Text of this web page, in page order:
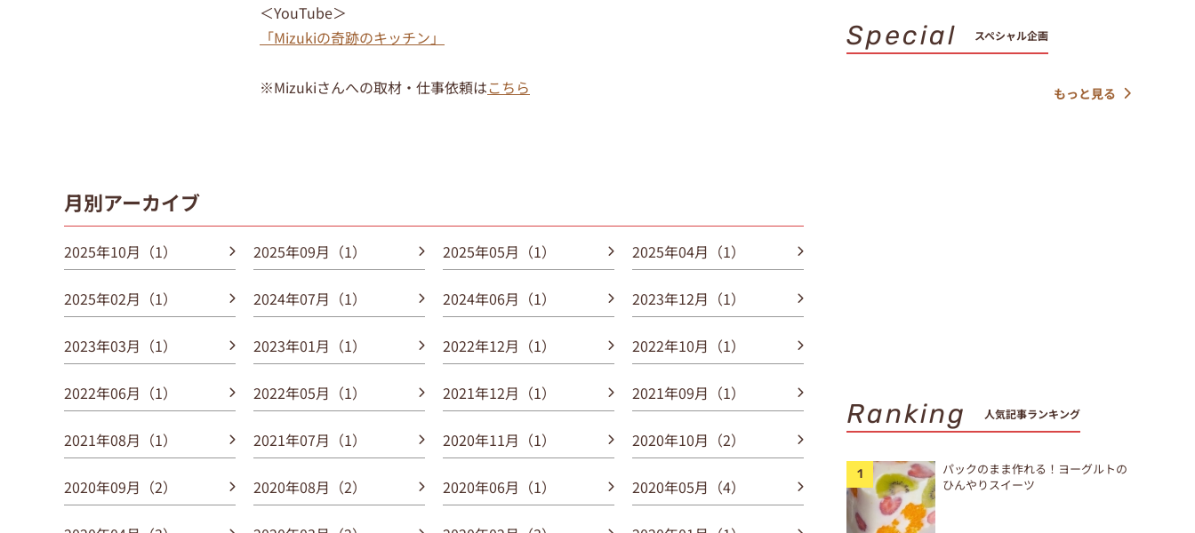
＜YouTube＞
「Mizukiの奇跡のキッチン」
※Mizukiさんへの取材・仕事依頼はこちら
月別アーカイブ
2025年10月（1） 2025年09月（1） 2025年05月（1） 2025年04月（1）
2025年02月（1） 2024年07月（1） 2024年06月（1） 2023年12月（1）
2023年03月（1） 2023年01月（1） 2022年12月（1） 2022年10月（1）
2022年06月（1） 2022年05月（1） 2021年12月（1） 2021年09月（1）
2021年08月（1） 2021年07月（1） 2020年11月（1） 2020年10月（2）
2020年09月（2） 2020年08月（2） 2020年06月（1） 2020年05月（4）
Special スペシャル企画
もっと見る
Ranking 人気記事ランキング
パックのまま作れる！ヨーグルトの
ひんやりスイーツ